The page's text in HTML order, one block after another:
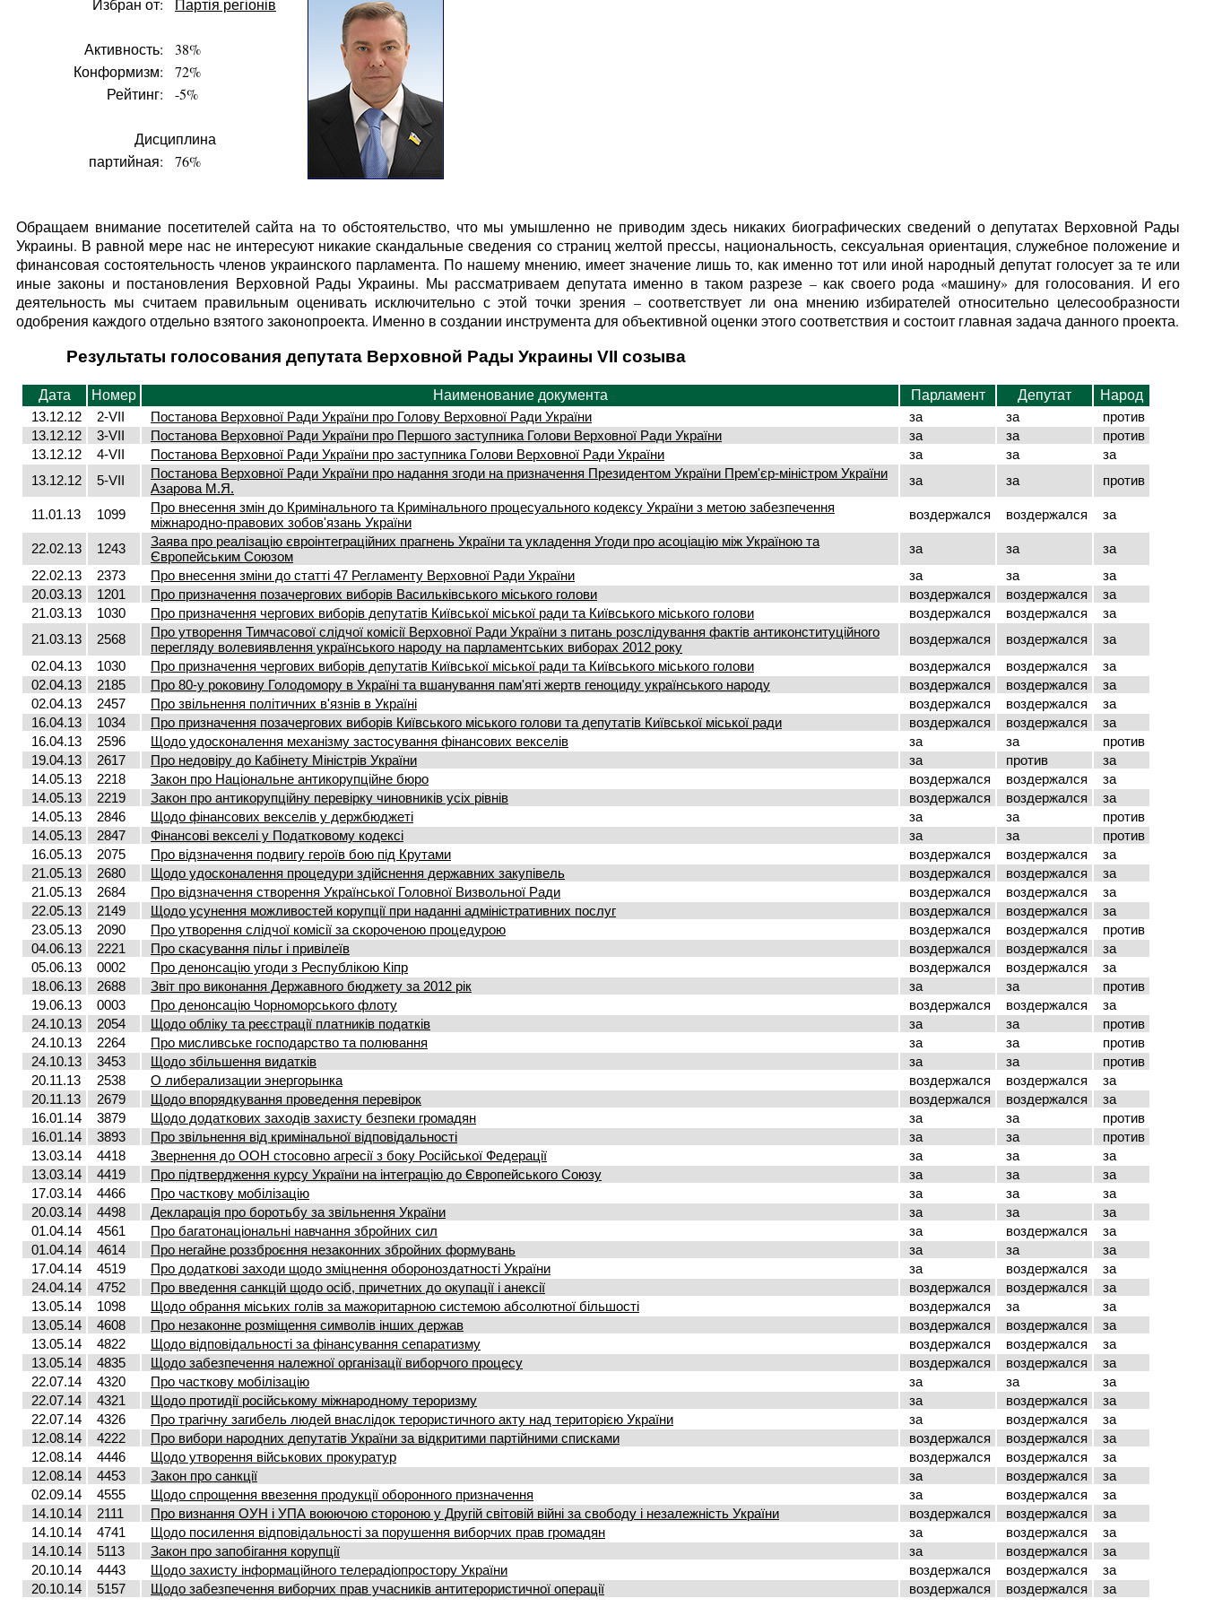
Избран от: Партія регіонів
Активность:
38%
Конформизм:
72%
Рейтинг:
-5%
Дисциплина
партийная:
76%
Обращаем внимание посетителей сайта на то обстоятельство, что мы умышленно не приводим здесь никаких биографических сведений о депутатах Верховной Рады
Украины. В равной мере нас не интересуют никакие скандальные сведения со страниц желтой прессы, национальность, сексуальная ориентация, служебное положение и
финансовая состоятельность членов украинского парламента. По нашему мнению, имеет значение лишь то, как именно тот или иной народный депутат голосует за те или
иные законы и постановления Верховной Рады Украины. Мы рассматриваем депутата именно в таком разрезе – как своего рода «машину» для голосования. И его
деятельность мы считаем правильным оценивать исключительно с этой точки зрения – соответствует ли она мнению избирателей относительно целесообразности
одобрения каждого отдельно взятого законопроекта. Именно в создании инструмента для объективной оценки этого соответствия и состоит главная задача данного проекта.
Результаты голосования депутата Верховной Рады Украины VII созыва
Дата Номер Наименование документа Парламент Депутат
Народ
13.12.12
2-VII Постанова Верховної Ради України про Голову Верховної Ради України за за
против
13.12.12
3-VII Постанова Верховної Ради України про Першого заступника Голови Верховної Ради України за за
против
13.12.12
4-VII Постанова Верховної Ради України про заступника Голови Верховної Ради України за за
за
13.12.12
5-VII
Постанова Верховної Ради України про надання згоди на призначення Президентом України Прем'єр-міністром України
Азарова М.Я.
за за против
11.01.13 1099
Про внесення змін до Кримінального та Кримінального процесуального кодексу України з метою забезпечення
міжнародно-правових зобов'язань України
воздержался воздержался за
22.02.13 1243
Заява про реалізацію євроінтеграційних прагнень України та укладення Угоди про асоціацію між Україною та
Європейським Союзом
за за
за
22.02.13
2373 Про внесення зміни до статті 47 Регламенту Верховної Ради України за за
за
20.03.13
1201 Про призначення позачергових виборів Васильківського міського голови воздержался воздержался
за
21.03.13
1030 Про призначення чергових виборів депутатів Київської міської ради та Київського міського голови воздержался воздержался
за
21.03.13
2568
Про утворення Тимчасової слідчої комісії Верховної Ради України з питань розслідування фактів антиконституційного
перегляду волевиявлення українського народу на парламентських виборах 2012 року
воздержался воздержался
за
02.04.13
1030 Про призначення чергових виборів депутатів Київської міської ради та Київського міського голови воздержался воздержался
за
02.04.13
2185 Про 80-у роковину Голодомору в Україні та вшанування пам'яті жертв геноциду українського народу воздержался воздержался
за
02.04.13
2457 Про звільнення політичних в'язнів в Україні воздержался воздержался
за
16.04.13
1034 Про призначення позачергових виборів Київського міського голови та депутатів Київської міської ради воздержался воздержался
за
16.04.13
2596 Щодо удосконалення механізму застосування фінансових векселів за за
против
19.04.13
2617 Про недовіру до Кабінету Міністрів України за против
за
14.05.13
2218 Закон про Національне антикорупційне бюро воздержался воздержался
за
14.05.13
2219 Закон про антикорупційну перевірку чиновників усіх рівнів воздержался воздержался
за
14.05.13
2846 Щодо фінансових векселів у держбюджеті за за
против
14.05.13
2847 Фінансові векселі у Податковому кодексі за за
против
16.05.13
2075 Про відзначення подвигу героїв бою під Крутами воздержался воздержался
за
21.05.13
2680 Щодо удосконалення процедури здійснення державних закупівель воздержался воздержался
за
21.05.13
2684 Про відзначення створення Української Головної Визвольної Ради воздержался воздержался
за
22.05.13
2149 Щодо усунення можливостей корупції при наданні адміністративних послуг воздержался воздержался
за
23.05.13
2090 Про утворення слідчої комісії за скороченою процедурою воздержался воздержался
против
04.06.13
2221 Про скасування пільг і привілеїв воздержался воздержался
за
05.06.13
0002 Про денонсацію угоди з Республікою Кіпр воздержался воздержался
за
18.06.13
2688 Звіт про виконання Державного бюджету за 2012 рік за за
против
19.06.13
0003 Про денонсацію Чорноморського флоту воздержался воздержался
за
24.10.13
2054 Щодо обліку та реєстрації платників податків за за
против
24.10.13
2264 Про мисливське господарство та полювання за за
против
24.10.13
3453 Щодо збільшення видатків за за
против
20.11.13
2538 О либерализации энергорынка воздержался воздержался
за
20.11.13
2679 Щодо впорядкування проведення перевірок воздержался воздержался
за
16.01.14
3879 Щодо додаткових заходів захисту безпеки громадян за за
против
16.01.14
3893 Про звільнення від кримінальної відповідальності за за
против
13.03.14
4418 Звернення до ООН стосовно агресії з боку Російської Федерації за за
за
13.03.14
4419 Про підтвердження курсу України на інтеграцію до Європейського Союзу за за
за
17.03.14
4466 Про часткову мобілізацію за за
за
20.03.14
4498 Декларація про боротьбу за звільнення України за за
за
01.04.14
4561 Про багатонаціональні навчання збройних сил за воздержался
за
01.04.14
4614 Про негайне роззброєння незаконних збройних формувань за за
за
17.04.14
4519 Про додаткові заходи щодо зміцнення обороноздатності України за воздержался
за
24.04.14
4752 Про введення санкцій щодо осіб, причетних до окупації і анексії воздержался воздержался
за
13.05.14
1098 Щодо обрання міських голів за мажоритарною системою абсолютної більшості воздержался за
за
13.05.14
4608 Про незаконне розміщення символів інших держав воздержался воздержался
за
13.05.14
4822 Щодо відповідальності за фінансування сепаратизму воздержался воздержался
за
13.05.14
4835 Щодо забезпечення належної організації виборчого процесу воздержался воздержался
за
22.07.14
4320 Про часткову мобілізацію за за
за
22.07.14
4321 Щодо протидії російському міжнародному тероризму за воздержался
за
22.07.14
4326 Про трагічну загибель людей внаслідок терористичного акту над територією України за воздержался
за
12.08.14
4222 Про вибори народних депутатів України за відкритими партійними списками воздержался воздержался
за
12.08.14
4446 Щодо утворення військових прокуратур воздержался воздержался
за
12.08.14
4453 Закон про санкції за воздержался
за
02.09.14
4555 Щодо спрощення ввезення продукції оборонного призначення за воздержался
за
14.10.14
2111 Про визнання ОУН і УПА воюючою стороною у Другій світовій війні за свободу і незалежність України воздержался воздержался
за
14.10.14
4741 Щодо посилення відповідальності за порушення виборчих прав громадян за воздержался
за
14.10.14
5113 Закон про запобігання корупції за воздержался
за
20.10.14
4443 Щодо захисту інформаційного телерадіопростору України воздержался воздержался
за
20.10.14
5157 Щодо забезпечення виборчих прав учасників антитерористичної операції воздержался воздержался за